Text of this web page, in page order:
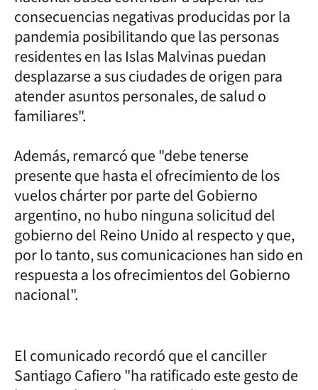
consecuencias negativas producidas por la
pandemia posibilitando que las personas
residentes en las Islas Malvinas puedan
desplazarse a sus ciudades de origen para
atender asuntos personales, de salud o
familiares".
Además, remarcó que "debe tenerse
presente que hasta el ofrecimiento de los
vuelos chárter por parte del Gobierno
argentino, no hubo ninguna solicitud del
gobierno del Reino Unido al respecto y que,
por lo tanto, sus comunicaciones han sido en
respuesta a los ofrecimientos del Gobierno
nacional".
El comunicado recordó que el canciller
Santiago Cafiero "ha ratificado este gesto de